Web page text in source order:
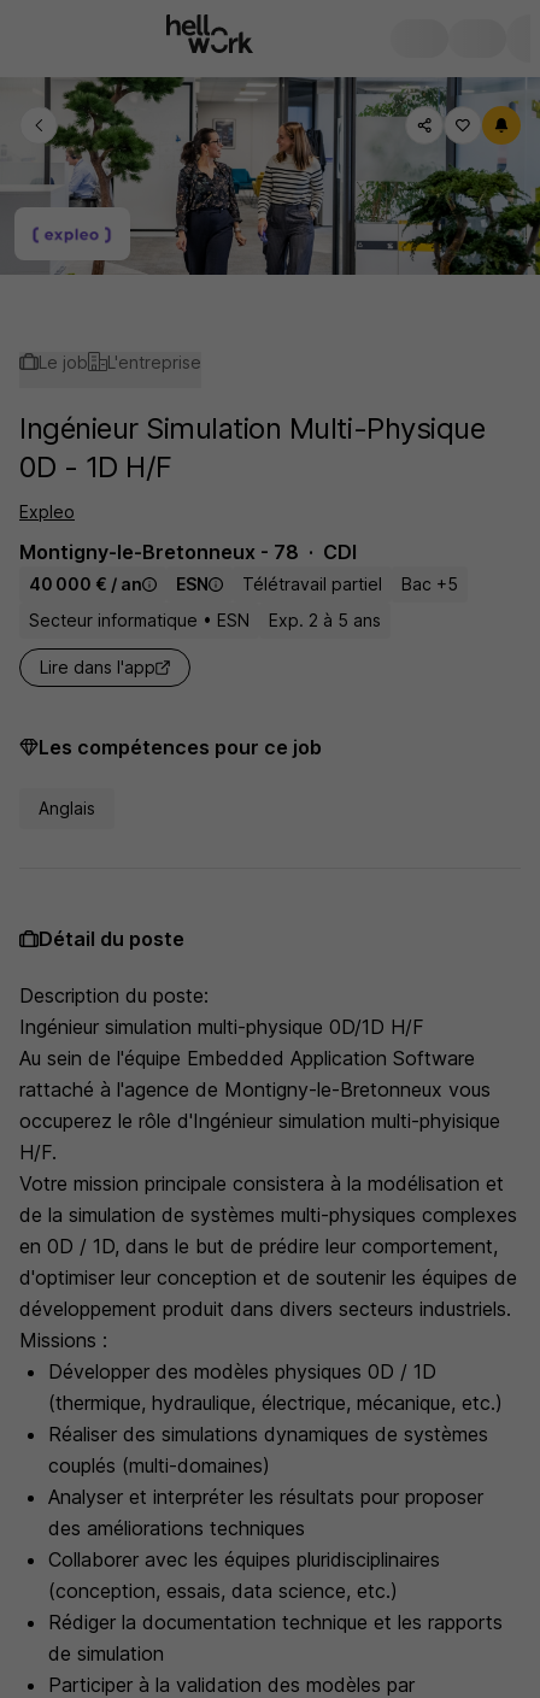
Le job L'entreprise
Ingénieur Simulation Multi-Physique
0D - 1D H/F
Expleo
Montigny-le-Bretonneux - 78 CDI
40 000 € / an ESN Télétravail partiel
Bac +5
Secteur informatique • ESN
Exp. 2 à 5 ans
Lire dans l'app
Les compétences pour ce job
Anglais
Détail du poste
Description du poste:
Ingénieur simulation multi-physique 0D/1D H/F
Au sein de l'équipe Embedded Application Software
rattaché à l'agence de Montigny-le-Bretonneux vous
occuperez le rôle d'Ingénieur simulation multi-phyisique
H/F.
Votre mission principale consistera à la modélisation et
de la simulation de systèmes multi-physiques complexes
en 0D / 1D, dans le but de prédire leur comportement,
d'optimiser leur conception et de soutenir les équipes de
développement produit dans divers secteurs industriels.
Missions :
Développer des modèles physiques 0D / 1D
(thermique, hydraulique, électrique, mécanique, etc.)
Réaliser des simulations dynamiques de systèmes
couplés (multi-domaines)
Analyser et interpréter les résultats pour proposer
des améliorations techniques
Collaborer avec les équipes pluridisciplinaires
(conception, essais, data science, etc.)
Rédiger la documentation technique et les rapports
de simulation
Participer à la validation des modèles par